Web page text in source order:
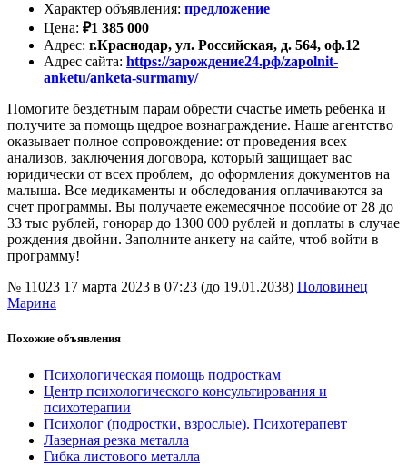
Характер объявления: предложение
Цена: ₽1 385 000
Адрес: г.Краснодар, ул. Российская, д. 564, оф.12
Адрес сайта: https://зарождение24.рф/zapolnit-
anketu/anketa-surmamy/
Помогите бездетным парам обрести счастье иметь ребенка и
получите за помощь щедрое вознаграждение. Наше агентство
оказывает полное сопровождение: от проведения всех
анализов, заключения договора, который защищает вас
юридически от всех проблем, до оформления документов на
малыша. Все медикаменты и обследования оплачиваются за
счет программы. Вы получаете ежемесячное пособие от 28 до
33 тыс рублей, гонорар до 1300 000 рублей и доплаты в случае
рождения двойни. Заполните анкету на сайте, чтоб войти в
программу!
№ 11023 17 марта 2023 в 07:23 (до 19.01.2038) Половинец
Марина
Похожие объявления
Психологическая помощь подросткам
Центр психологического консультирования и
психотерапии
Психолог (подростки, взрослые). Психотерапевт
Лазерная резка металла
Гибка листового металла